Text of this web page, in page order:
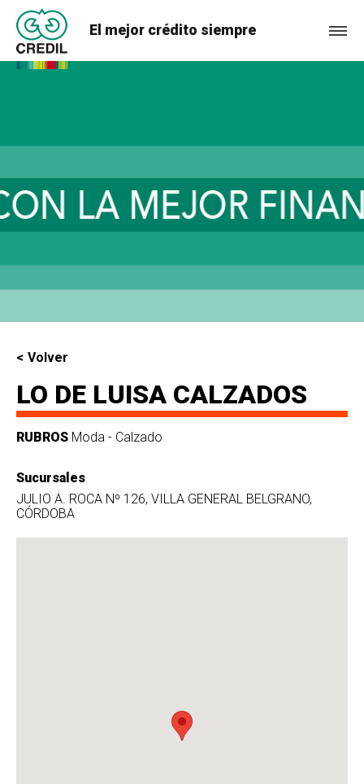
El mejor crédito siempre
Volver
LO DE LUISA CALZADOS
RUBROS Moda - Calzado
Sucursales
JULIO A. ROCA Nº 126, VILLA GENERAL BELGRANO,
CÓRDOBA